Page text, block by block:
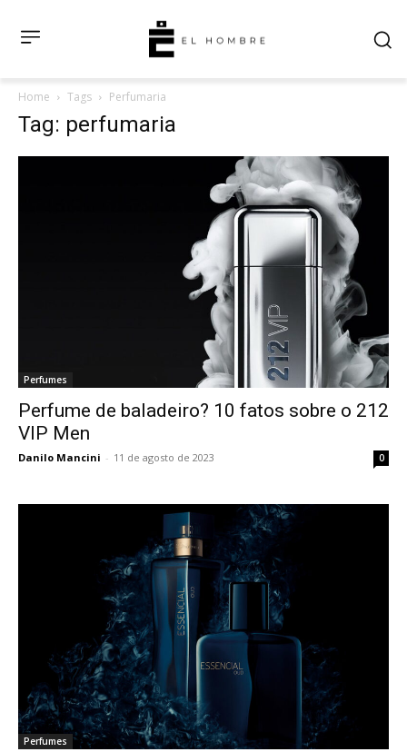
Home Tags Perfumaria
Tag: perfumaria
Perfumes
Perfume de baladeiro? 10 fatos sobre o 212
VIP Men
Danilo Mancini - 11 de agosto de 2023 0
Perfumes